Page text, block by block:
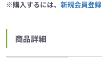
※購入するには、 新規会員登録
商品詳細